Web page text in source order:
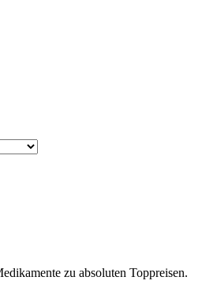
zu absoluten Toppreisen.